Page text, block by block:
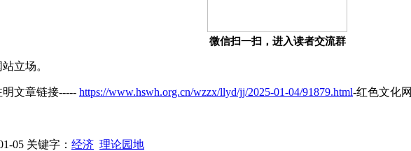
微信扫一扫，进入读者交流群
立场。
文章链接----- https://www.hswh.org.cn/wzzx/llyd/jj/2025-01-04/91879.html-红色文化网
05 关键字： 经济 理论园地